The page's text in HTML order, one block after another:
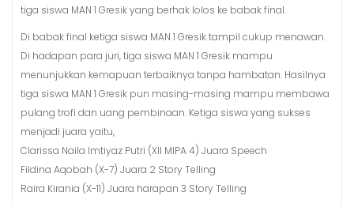
tiga siswa MAN 1 Gresik yang berhak lolos ke babak final.
Di babak final ketiga siswa MAN 1 Gresik tampil cukup menawan.
Di hadapan para juri, tiga siswa MAN 1 Gresik mampu
menunjukkan kemapuan terbaiknya tanpa hambatan. Hasilnya
tiga siswa MAN 1 Gresik pun masing-masing mampu membawa
pulang trofi dan uang pembinaan. Ketiga siswa yang sukses
menjadi juara yaitu,
Clarissa Naila Imtiyaz Putri (XII MIPA 4) Juara Speech
Fildina Aqobah (X-7) Juara 2 Story Telling
Raira Kirania (X-11) Juara harapan 3 Story Telling